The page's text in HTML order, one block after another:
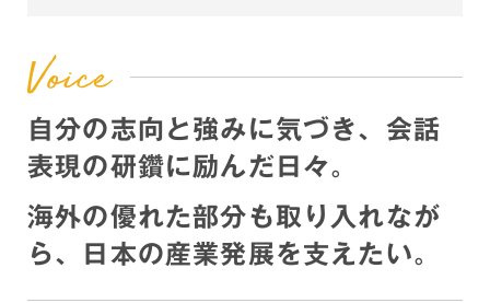
自分の志向と強みに気づき、会話
表現の研鑽に励んだ日々。
海外の優れた部分も取り入れなが
ら、日本の産業発展を支えたい。